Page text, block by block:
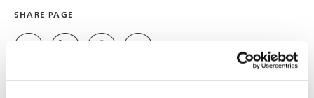
SHARE PAGE